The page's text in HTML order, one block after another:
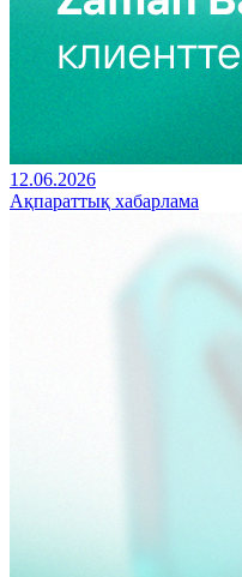
12.06.2026
Ақпараттық хабарлама